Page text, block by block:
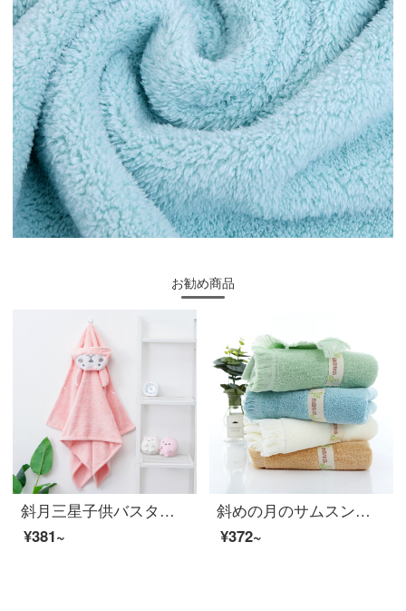
お勧め商品
斜月三星子供バスタオルサンゴの新生児バスローブのマント柔らかな吸水携帯ベビーマントピンクの長耳ウサギのマント
¥381~
斜めの月のサムスン田園の物語のタオルは心地良くて非常に強いです。家庭用の洗顔タオルは多色で35*75 cm 120 g/本【四つの箱】田園の物語のタオルです。
¥372~